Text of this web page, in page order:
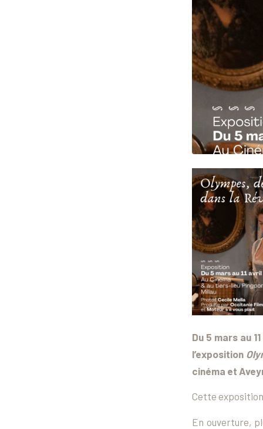
Du 5 mars au
l’exposition
cinéma et
Cette
En ouverture,